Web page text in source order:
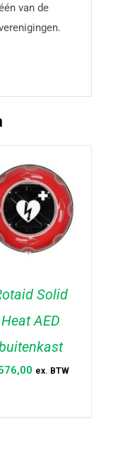
van de
AAN
DETAILS
Solid
Heat AED
ex. BTW